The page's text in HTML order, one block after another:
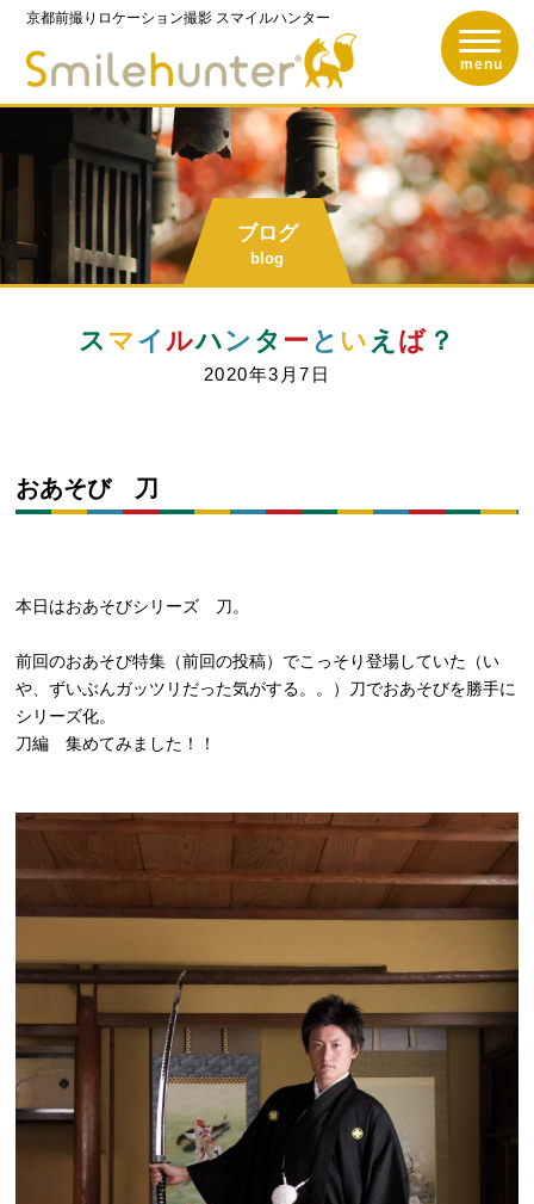
京都前撮りロケーション撮影 スマイルハンター
京都前撮りロケーシ
toggle
menu
ブログ
blog
ス マ イルハン タ ー と い え ば ？
2020年3月7日
おあそび 刀
本日はおあそびシリーズ 刀。
前回のおあそび特集 （前回の投稿） でこっそり登場していた（い
や、ずいぶんガッツリだった気がする。。）刀でおあそびを勝手に
シリーズ化。
刀編 集めてみました！！